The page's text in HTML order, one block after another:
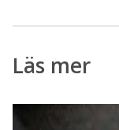
Läs mer